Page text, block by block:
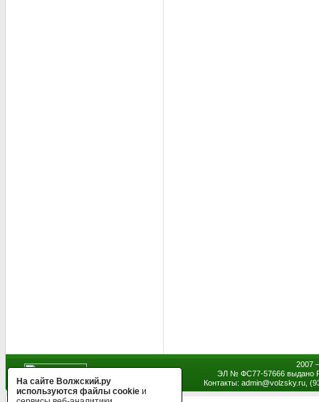
2007
ЭЛ № ФС77-57666 выдано
Контакты: admin@volzsky.ru,
На сайте Волжский.ру
используются файлы cookie и